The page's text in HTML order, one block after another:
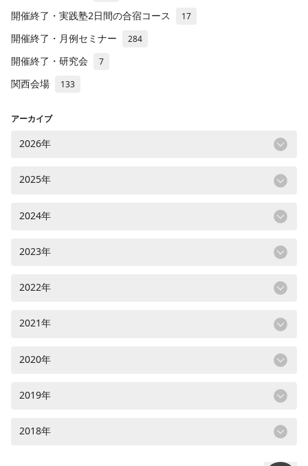
開催終了・実践塾2日間の合宿コース 17
開催終了・月例セミナー 284
開催終了・研究会 7
関西会場 133
アーカイブ
2026年
2025年
2024年
2023年
2022年
2021年
2020年
2019年
2018年